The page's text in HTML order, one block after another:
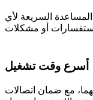
السريعة لأي
أسرع وقت تشغيل
مع ضمان اتصالات